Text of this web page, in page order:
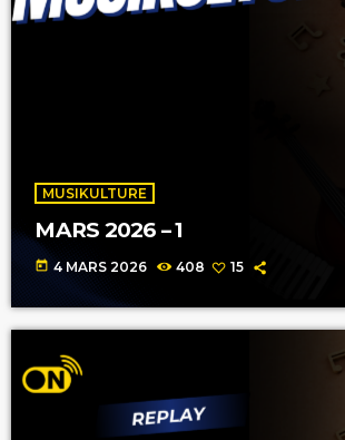
MUSIKULTURE
MARS 2026 – 1
today 4 MARS 2026 408 15